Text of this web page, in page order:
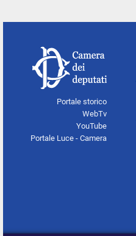
Portale storico
WebTv
YouTube
Portale Luce - Camera